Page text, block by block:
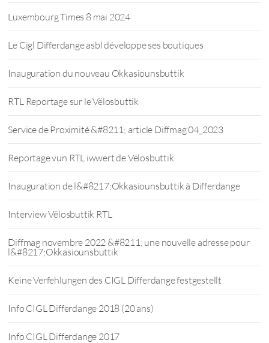
Luxembourg Times 8 mai 2024
Le Cigl Differdange asbl développe ses boutiques
Inauguration du nouveau Okkasiounsbuttik
RTL Reportage sur le Vëlosbuttik
Service de Proximité &#8211; article Diffmag 04_2023
Reportage vun RTL iwwert de Vëlosbuttik
Inauguration de l&#8217;Okkasiounsbuttik à Differdange
Interview Vëlosbuttik RTL
Diffmag novembre 2022 &#8211; une nouvelle adresse pour
l&#8217;Okkasiounsbuttik
Keine Verfehlungen des CIGL Differdange festgestellt
Info CIGL Differdange 2018 (20 ans)
Info CIGL Differdange 2017